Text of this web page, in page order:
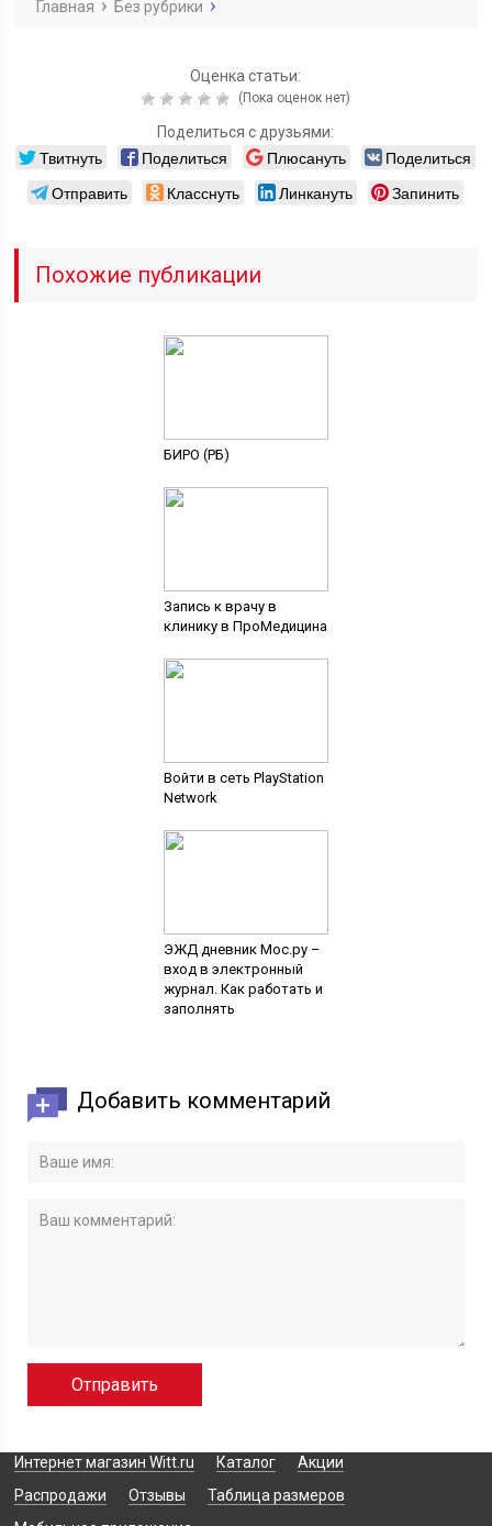
Главная Без рубрики
Оценка статьи:
(Пока оценок нет)
Поделиться с друзьями:
Твитнуть Поделиться Плюсануть
Поделиться
Отправить
Класснуть Линкануть Запинить
Похожие публикации
БИРО (РБ)
Запись к врачу в
клинику в ПроМедицина
Войти в сеть PlayStation
Network
ЭЖД дневник Мос.ру –
вход в электронный
журнал. Как работать и
заполнять
Добавить комментарий
Интернет магазин Witt.ru Каталог
Акции
Распродажи
Отзывы
Таблица размеров